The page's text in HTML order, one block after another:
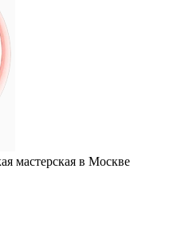
мастерская в Москве